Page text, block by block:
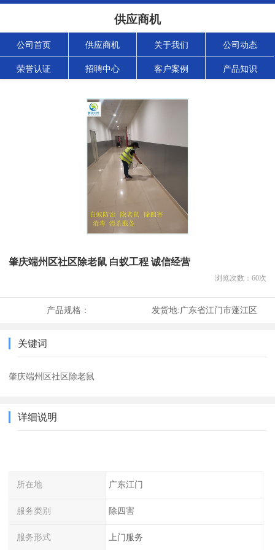
供应商机
公司首页 供应商机 关于我们 公司动态
荣誉认证 招聘中心 客户案例 产品知识
肇庆端州区社区除老鼠 白蚁工程 诚信经营
浏览次数： 60次
产品规格： 发货地:广东省江门市蓬江区
关键词
肇庆端州区社区除老鼠
详细说明
所在地 广东江门
服务类别 除四害
服务形式 上门服务